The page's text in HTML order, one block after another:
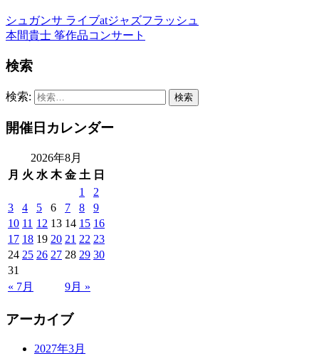
シュガンサ ライブatジャズフラッシュ
本間貴士 筝作品コンサート
検索
検索:
開催日カレンダー
2026年8月
月 火 水 木 金 土 日
« 7月 9月 »
1
2
3
4 5 6 7 8
9
10 11 12 13 14 15 16
17 18 19 20 21 22 23
24 25 26 27 28 29 30
31
アーカイブ
2027年3月